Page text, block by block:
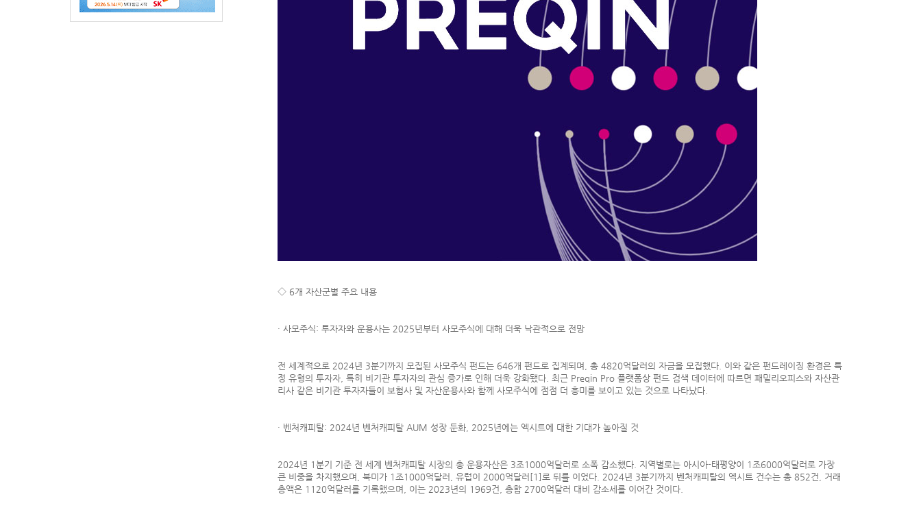
◇ 6개 자산군별 주요 내용
· 사모주식: 투자자와 운용사는 2025년부터 사모주식에 대해 더욱 낙관적으로 전망
전 세계적으로 2024년 3분기까지 모집된 사모주식 펀드는 646개 펀드로 집계되며, 총 4820억달러의 자금을 모집했다. 이와 같은 펀드레이징 환경은 특
정 유형의 투자자, 특히 비기관 투자자의 관심 증가로 인해 더욱 강화됐다. 최근 Preqin Pro 플랫폼상 펀드 검색 데이터에 따르면 패밀리오피스와 자산관
리사 같은 비기관 투자자들이 보험사 및 자산운용사와 함께 사모주식에 점점 더 흥미를 보이고 있는 것으로 나타났다.
· 벤처캐피탈: 2024년 벤처캐피탈 AUM 성장 둔화, 2025년에는 엑시트에 대한 기대가 높아질 것
2024년 1분기 기준 전 세계 벤처캐피탈 시장의 총 운용자산은 3조1000억달러로 소폭 감소했다. 지역별로는 아시아-태평양이 1조6000억달러로 가장
큰 비중을 차지했으며, 북미가 1조1000억달러, 유럽이 2000억달러[1]로 뒤를 이었다. 2024년 3분기까지 벤처캐피탈의 엑시트 건수는 총 852건, 거래
총액은 1120억달러를 기록했으며, 이는 2023년의 1969건, 총합 2700억달러 대비 감소세를 이어간 것이다.